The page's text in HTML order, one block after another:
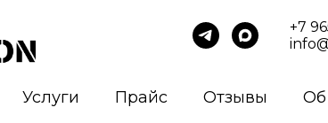
+7
Услуги Прайс Отзывы Об